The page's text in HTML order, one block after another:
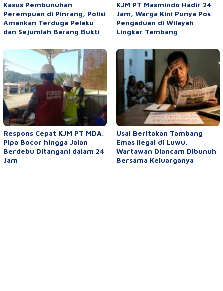
Kasus Pembunuhan
Perempuan di Pinrang, Polisi
Amankan Terduga Pelaku
dan Sejumlah Barang Bukti
KJM PT Masmindo Hadir 24
Jam, Warga Kini Punya Pos
Pengaduan di Wilayah
Lingkar Tambang
Respons Cepat KJM PT MDA,
Pipa Bocor hingga Jalan
Berdebu Ditangani dalam 24
Jam
Usai Beritakan Tambang
Emas Ilegal di Luwu,
Wartawan Diancam Dibunuh
Bersama Keluarganya